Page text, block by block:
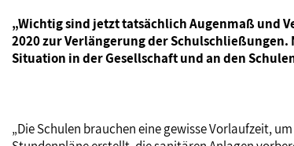
„Wichtig sind jetzt tatsächlich Augenmaß und
2020 zur Verlängerung der
Situation in der Gesellschaft und an den
„Die Schulen brauchen eine gewisse Vorlaufzeit,